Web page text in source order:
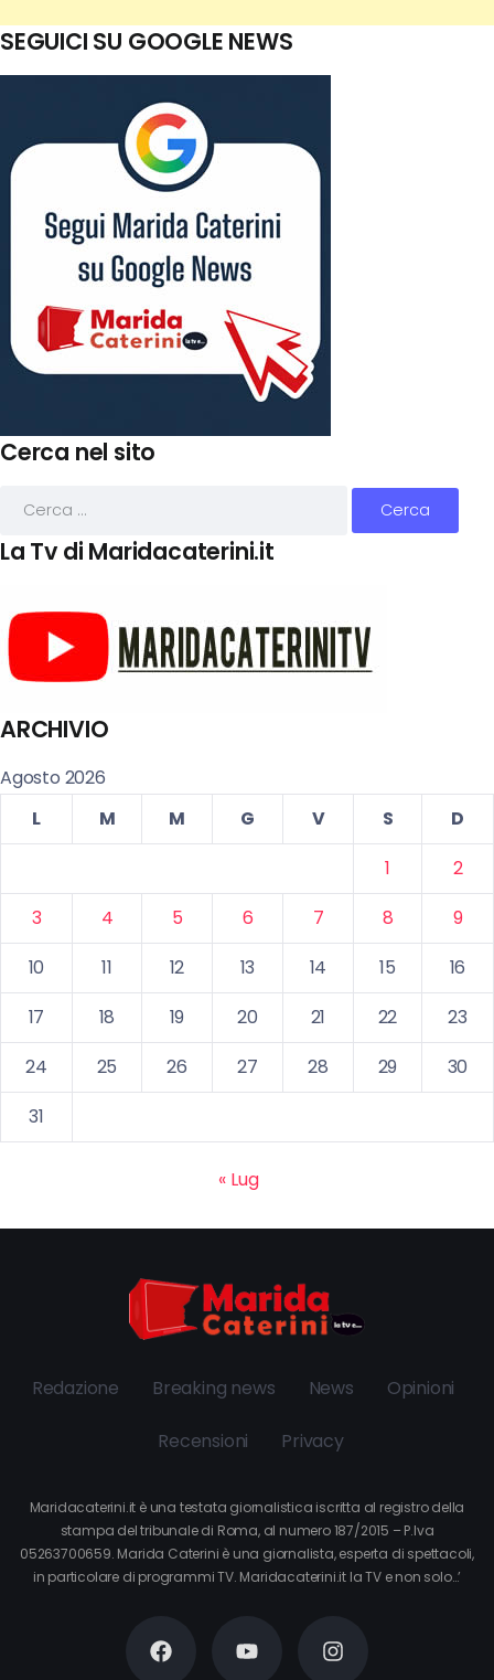
SEGUICI SU GOOGLE NEWS
Cerca nel sito
La Tv di Maridacaterini.it
ARCHIVIO
Agosto 2026
L
M M G V S
D
1
2
3
4 5 6 7 8
9
10
11 12 13 14 15
16
17
18 19 20 21 22
23
24
25 26 27 28 29
30
31
« Lug
Redazione Breaking news News Opinioni
Recensioni Privacy
Maridacaterini.it è una testata giornalistica iscritta al registro della
stampa del tribunale di Roma, al numero 187/2015 – P.Iva
05263700659. Marida Caterini è una giornalista, esperta di spettacoli,
in particolare di programmi TV. Maridacaterini.it la TV e non solo…’